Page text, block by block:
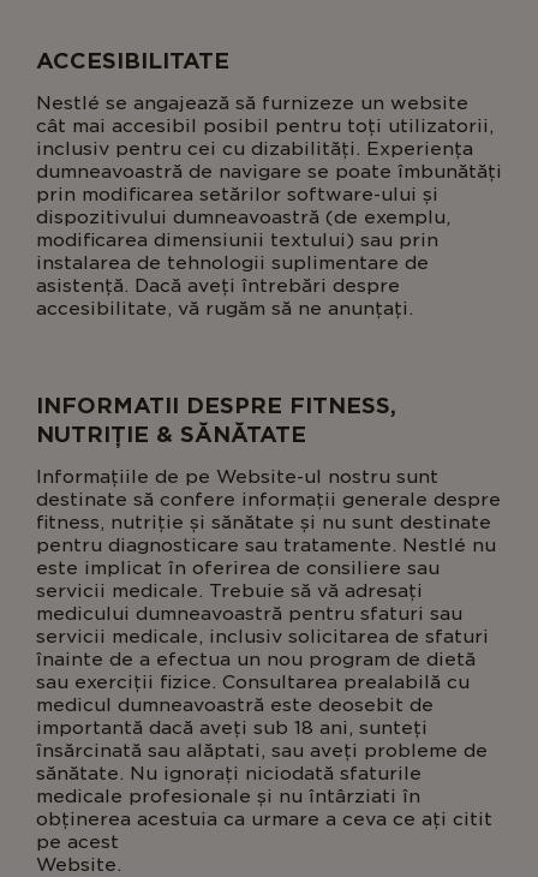
ACCESIBILITATE
Nestlé se angajează să furnizeze un website
cât mai accesibil posibil pentru toți utilizatorii,
inclusiv pentru cei cu dizabilități. Experiența
dumneavoastră de navigare se poate îmbunătăți
prin modificarea setărilor software-ului și
dispozitivului dumneavoastră (de exemplu,
modificarea dimensiunii textului) sau prin
instalarea de tehnologii suplimentare de
asistență. Dacă aveți întrebări despre
accesibilitate, vă rugăm să ne anunțați.
INFORMATII DESPRE FITNESS,
NUTRIȚIE & SĂNĂTATE
Informațiile de pe Website-ul nostru sunt
destinate să confere informații generale despre
fitness, nutriție și sănătate și nu sunt destinate
pentru diagnosticare sau tratamente. Nestlé nu
este implicat în oferirea de consiliere sau
servicii medicale. Trebuie să vă adresați
medicului dumneavoastră pentru sfaturi sau
servicii medicale, inclusiv solicitarea de sfaturi
înainte de a efectua un nou program de dietă
sau exerciții fizice. Consultarea prealabilă cu
medicul dumneavoastră este deosebit de
importantă dacă aveți sub 18 ani, sunteți
însărcinată sau alăptati, sau aveți probleme de
sănătate. Nu ignorați niciodată sfaturile
medicale profesionale și nu întârziati în
obținerea acestuia ca urmare a ceva ce ați citit
pe acest